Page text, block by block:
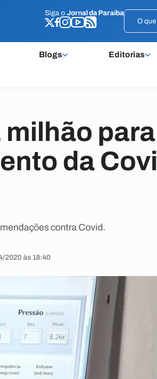
Siga o Jornal da Paraíba
Blogs Editorias
Siga o Jornal da Paraíba
milhão para
da
contra Covid.
2020 às 18:40